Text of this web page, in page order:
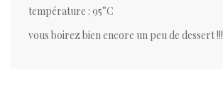
température : 95°C
vous boirez bien encore un peu de dessert !!!